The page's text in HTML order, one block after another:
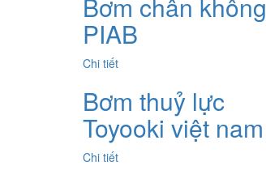
PIAB
Chi tiết
Bơm thuỷ lực
Toyooki việt nam
Chi tiết